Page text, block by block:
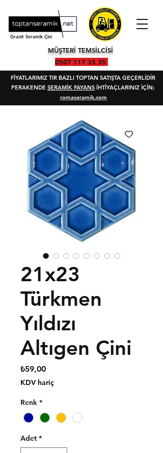
Granit Seramik Çini
MÜŞTERİ TEMSİLCİSİ
0507 117 35 35
FİYATLARIMIZ TIR BAZLI TOPTAN SATIŞTA GEÇERLİDİR
PERAKENDE SERAMİK FAYANS İHTİYAÇLARINIZ İÇİN;
romaseramik.com
21x23
Türkmen
Yıldızı
Altıgen Çini
₺59,00Fiyat
KDV hariç
Renk *
Adet *